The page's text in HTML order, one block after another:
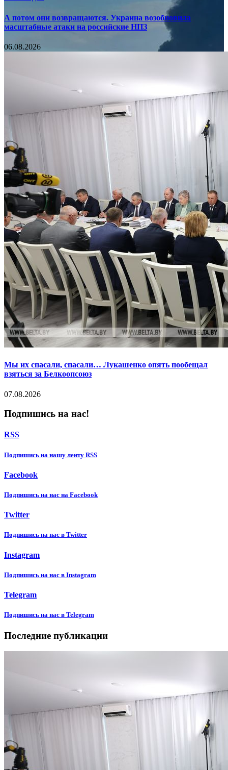
А потом они возвращаются. Украина возобновила
масштабные атаки на российские НПЗ
06.08.2026
Мы их спасали, спасали… Лукашенко опять пообещал
взяться за Белкоопсоюз
07.08.2026
Подпишись на нас!
RSS
Подпишиcь на нашу ленту RSS
Facebook
Подпишиcь на нас на Facebook
Twitter
Подпишиcь на нас в Twitter
Instagram
Подпишиcь на нас в Instagram
Telegram
Подпишиcь на нас в Telegram
Последние публикации